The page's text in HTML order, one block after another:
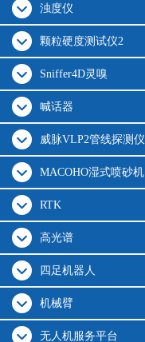
浊度仪
颗粒硬度测试仪2
Sniffer4D灵嗅
喊话器
威脉VLP2管线探测仪
MACOHO湿式喷砂机
RTK
高光谱
四足机器人
机械臂
无人机服务平台